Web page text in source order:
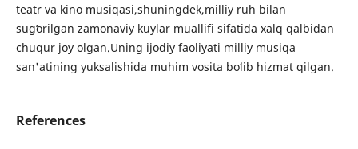
teatr va kino musiqasi,shuningdek,milliy ruh bilan
sugʻorilgan zamonaviy kuylar muallifi sifatida xalq qalbidan
chuqur joy olgan.Uning ijodiy faoliyati milliy musiqa
san'atining yuksalishida muhim vosita boʻlib hizmat qilgan.
References